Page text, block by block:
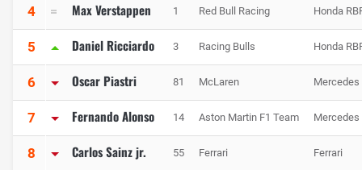
4 Max Verstappen 1 Red Bull Racing Honda
5 Daniel Ricciardo 3 Racing Bulls Honda
6 Oscar Piastri 81 McLaren Mercedes
7 Fernando Alonso 14 Aston Martin F1 Team Mercedes
8 Carlos Sainz jr. 55 Ferrari Ferrari